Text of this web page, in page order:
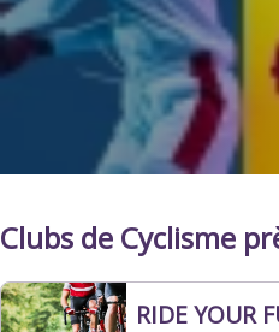
Clubs de Cyclisme
RIDE YOUR